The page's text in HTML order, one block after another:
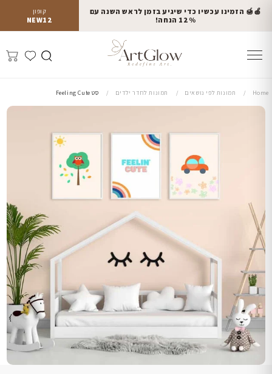
קופון
NEW12
🍎🍯 הזמינו עכשיו כדי שיגיע בזמן לראש השנה עם
12% הנחה!
Home תמונות לפי נושאים תמונות לחדר ילדים סט Feeling Cute